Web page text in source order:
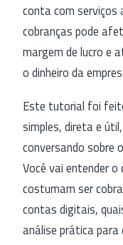
conta com serviços
cobranças pode
margem de lucro e
o dinheiro da
Este tutorial foi
simples, direta e
conversando sobre
Você vai entender
costumam ser
contas digitais,
análise prática